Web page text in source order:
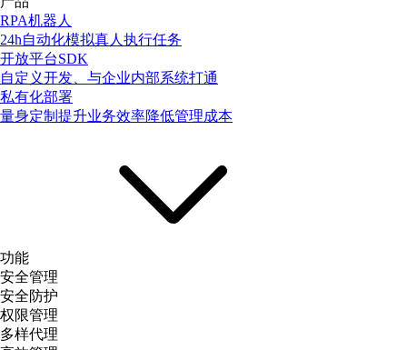
RPA机器人
24h自动化模拟真人执行任务
开放平台SDK
自定义开发、与企业内部系统打通
私有化部署
量身定制提升业务效率降低管理成本
功能
安全管理
安全防护
权限管理
多样代理